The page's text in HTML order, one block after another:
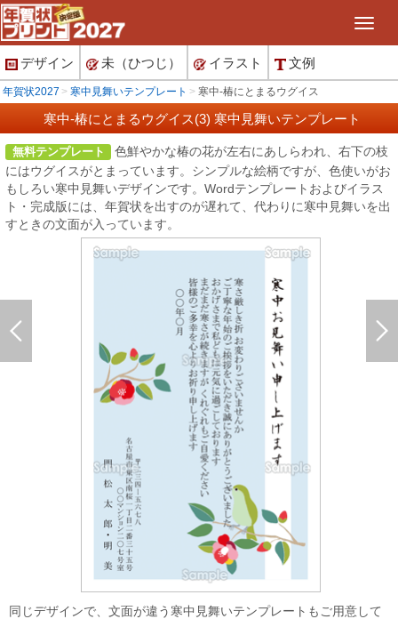
デザイン 未（ひつじ） イラスト 文例
年賀状2027 寒中見舞いテンプレート 寒中-椿にとまるウグイス
寒中-椿にとまるウグイス(3) 寒中見舞いテンプレート
無料テンプレート
色鮮やかな椿の花が左右にあしらわれ、右下の枝
にはウグイスがとまっています。シンプルな絵柄ですが、色使いがお
もしろい寒中見舞いデザインです。Wordテンプレートおよびイラス
ト・完成版には、年賀状を出すのが遅れて、代わりに寒中見舞いを出
すときの文面が入っています。
同じデザインで、文面が違う寒中見舞いテンプレートもご用意して